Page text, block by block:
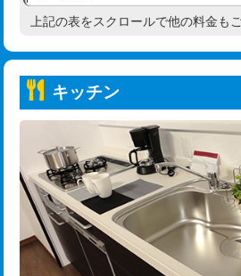
持込商品取付（温水洗浄便座）
持込商品取付（普通便座⇔温水洗浄便
給水管工事※（ホール加工)
給水管工事※（バンド止め)
給水管工事※（支持金具設置)
給水管工事※（保温材使用（バンド止
め込み）)
給水管工事※（土の掘削・埋め戻し作
高度高圧洗浄換
トーラー機使用/3mまで
追加トーラー機使用/3m超え
カメラ調査
桝清掃
止水・漏水調査・防水処理・清掃・修
理・調整・分解・加工など（軽作業）
上記の表をスクロールで他の料金も
キッチン